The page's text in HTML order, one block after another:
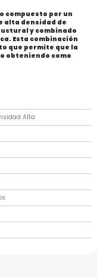
compuesto por un
alta densidad de
y combinado
Esta combinación
que permite que la
obteniendo como
Alta